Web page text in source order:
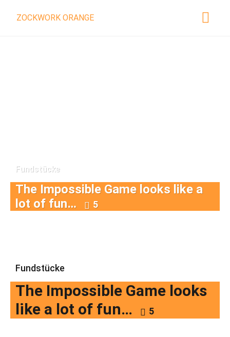
ZOCKWORK ORANGE
Fundstücke
The Impossible Game looks like a
lot of fun…
5
Fundstücke
The Impossible Game looks
like a lot of fun…
5